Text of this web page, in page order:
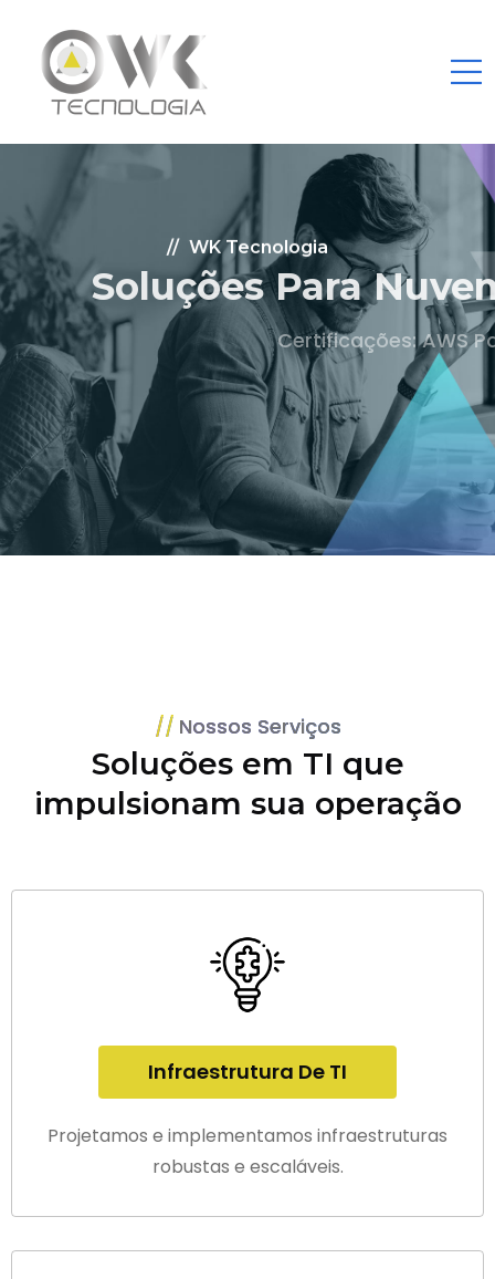
WK Tecnologia
Soluções Para Nuvem.
Certificações: AWS Partner, Microsoft Gold
Fale Conosco
Nossos Serviços
Soluções em TI que
impulsionam sua operação
Infraestrutura De TI
Projetamos e implementamos infraestruturas
robustas e escaláveis.